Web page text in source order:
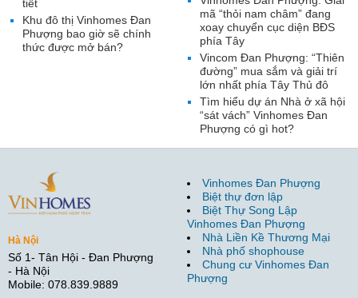
mã “thỏi nam châm” đang
xoay chuyển cục diện BĐS
phía Tây
Vincom Đan Phượng: “Thiên
đường” mua sắm và giải trí
lớn nhất phía Tây Thủ đô
Tìm hiểu dự án Nhà ở xã hội
“sát vách” Vinhomes Đan
Phượng có gì hot?
tiết
Khu đô thị Vinhomes Đan
Phượng bao giờ sẽ chính
thức được mở bán?
Hà Nội
Số 1- Tân Hội - Đan Phượng
- Hà Nội
Mobile: 078.839.9889
Vinhomes Đan Phượng
Biệt thự đơn lập
Biệt Thự Song Lập
Vinhomes Đan Phượng
Nhà Liền Kề Thương Mại
Nhà phố shophouse
Chung cư Vinhomes Đan
Phượng